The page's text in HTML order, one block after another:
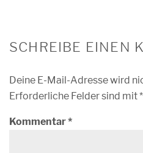
SCHREIBE EINEN
Deine E-Mail-Adresse wird
Erforderliche Felder sind mit*
Kommentar*